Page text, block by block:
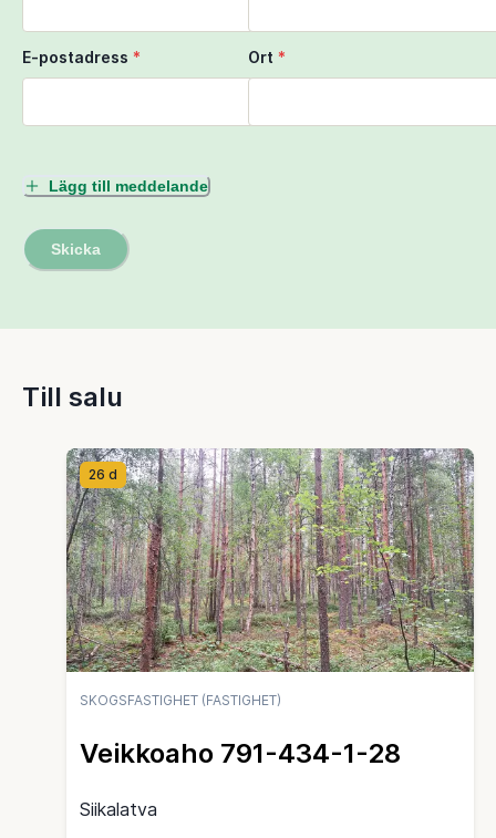
E-postadress * Ort *
Lägg till meddelande
Skicka
Till salu
26 d
SKOGSFASTIGHET (FASTIGHET)
Veikkoaho 791-434-1-28
Siikalatva